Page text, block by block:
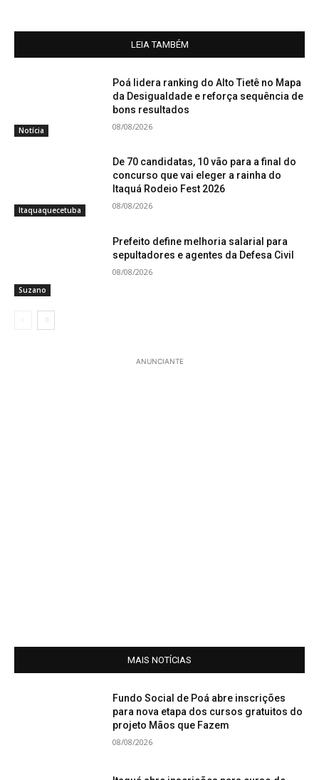
LEIA TAMBÉM
Notícia
Poá lidera ranking do Alto Tietê no Mapa
da Desigualdade e reforça sequência de
bons resultados
08/08/2026
Itaquaquecetuba
De 70 candidatas, 10 vão para a final do
concurso que vai eleger a rainha do
Itaquá Rodeio Fest 2026
08/08/2026
Suzano
Prefeito define melhoria salarial para
sepultadores e agentes da Defesa Civil
08/08/2026
ANUNCIANTE
MAIS NOTÍCIAS
Fundo Social de Poá abre inscrições
para nova etapa dos cursos gratuitos do
projeto Mãos que Fazem
08/08/2026